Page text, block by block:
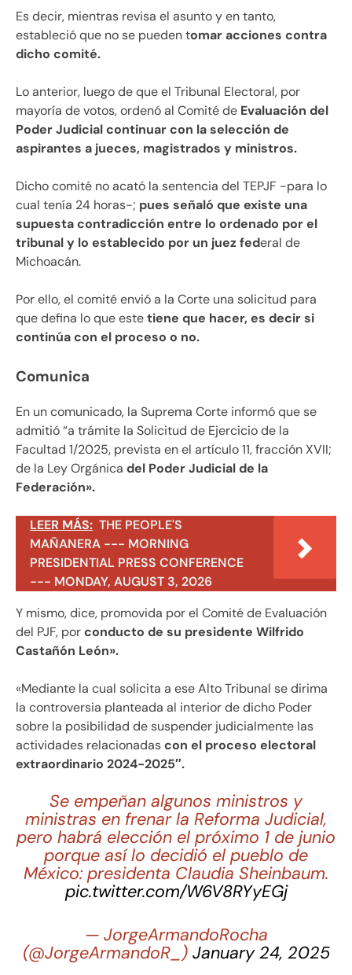
Es decir, mientras revisa el asunto y en tanto,
estableció que no se pueden tomar acciones contra
dicho comité.
Lo anterior, luego de que el Tribunal Electoral, por
mayoría de votos, ordenó al Comité de Evaluación del
Poder Judicial continuar con la selección de
aspirantes a jueces, magistrados y ministros.
Dicho comité no acató la sentencia del TEPJF -para lo
cual tenía 24 horas-; pues señaló que existe una
supuesta contradicción entre lo ordenado por el
tribunal y lo establecido por un juez federal de
Michoacán.
Por ello, el comité envió a la Corte una solicitud para
que defina lo que estetiene que hacer, es decir si
continúa con el proceso o no.
Comunica
En un comunicado, la Suprema Corte informó que se
admitió “a trámite la Solicitud de Ejercicio de la
Facultad 1/2025, prevista en el artículo 11, fracción XVII;
de la Ley Orgánica del Poder Judicial de la
Federación».
LEER MÁS: THE PEOPLE'S
MAÑANERA --- MORNING
PRESIDENTIAL PRESS CONFERENCE
--- MONDAY, AUGUST 3, 2026
Y mismo, dice, promovida por el Comité de Evaluación
del PJF, porconducto de su presidente Wilfrido
Castañón León».
«Mediante la cual solicita a ese Alto Tribunal se dirima
la controversia planteada al interior de dicho Poder
sobre la posibilidad de suspender judicialmente las
actividades relacionadascon el proceso electoral
extraordinario 2024-2025″.
Se empeñan algunos ministros y
ministras en frenar la Reforma Judicial,
pero habrá elección el próximo 1 de junio
porque así lo decidió el pueblo de
México: presidenta Claudia Sheinbaum.
pic.twitter.com/W6V8RYyEGj
— JorgeArmandoRocha
(@JorgeArmandoR_) January 24, 2025